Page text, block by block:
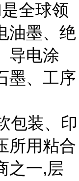
全球领
油墨、绝
导电涂
墨、工序
包装、印
所用粘合
之一,层